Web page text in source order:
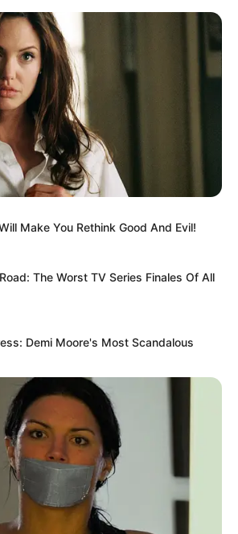
Menu
Make You Rethink Good And Evil!
The Worst TV Series Finales Of All
Demi Moore's Most Scandalous